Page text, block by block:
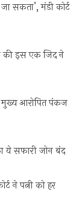
सकता’, मंडी कोर्ट
की इस एक जिद ने
मुख्य आरोपित पंकज
ये सफारी जोन बंद
ने पत्नी को हर